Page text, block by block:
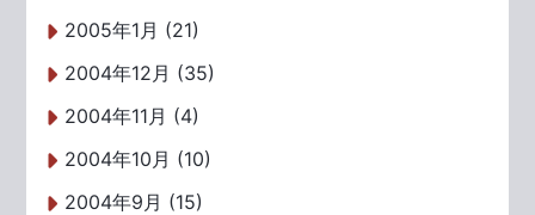
2005年1月 (21)
2004年12月 (35)
2004年11月 (4)
2004年10月 (10)
2004年9月 (15)